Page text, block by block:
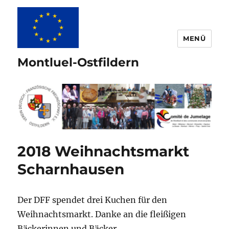
Montluel-Ostfildern
MENÜ
2018 Weihnachtsmarkt
Scharnhausen
Der DFF spendet drei Kuchen für den
Weihnachtsmarkt. Danke an die fleißigen